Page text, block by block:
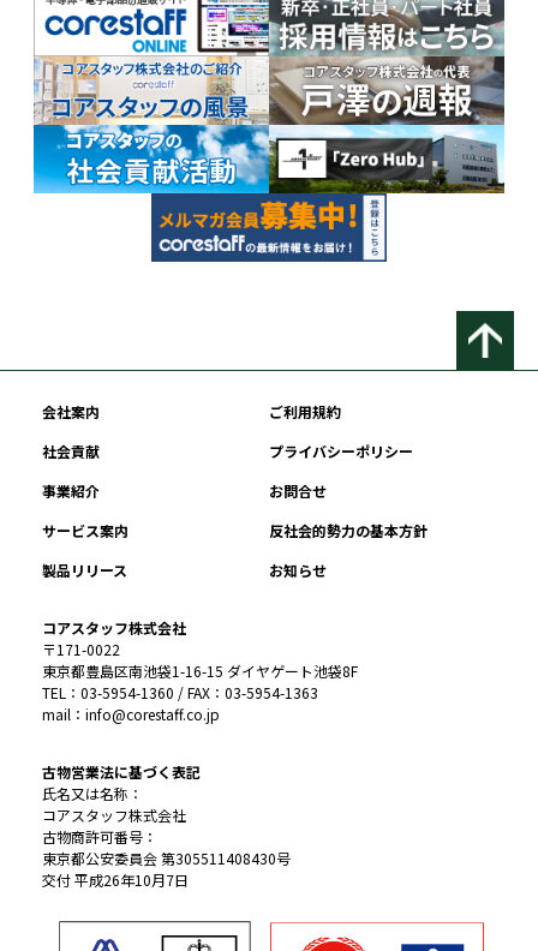
会社案内
ご利用規約
社会貢献
プライバシーポリシー
事業紹介
お問合せ
サービス案内
反社会的勢力の基本方針
製品リリース
お知らせ
コアスタッフ株式会社
〒171-0022
東京都豊島区南池袋1-16-15 ダイヤゲート池袋8F
TEL：03-5954-1360 / FAX：03-5954-1363
mail：info@corestaff.co.jp
古物営業法に基づく表記
氏名又は名称：
コアスタッフ株式会社
古物商許可番号：
東京都公安委員会 第305511408430号
交付 平成26年10月7日